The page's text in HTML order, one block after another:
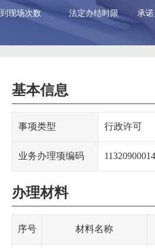
到现场次数 法定办结时限 承
基本信息
事项类型 行政许可
业务办理项编码
办理材料
序号 材料名称